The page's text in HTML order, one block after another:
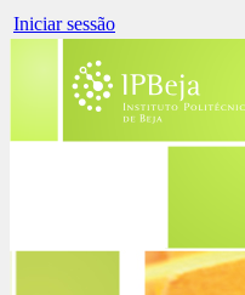
Iniciar sessão